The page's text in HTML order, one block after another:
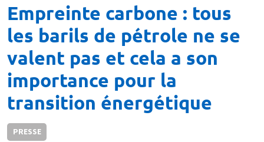
Empreinte carbone : tous
les barils de pétrole ne se
valent pas et cela a son
importance pour la
transition énergétique
PRESSE